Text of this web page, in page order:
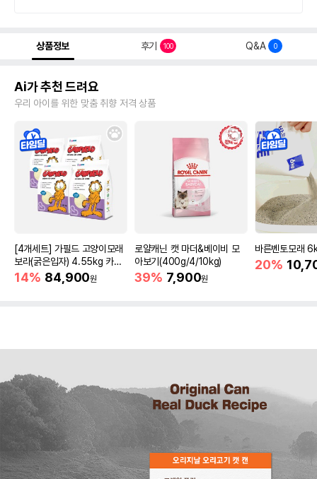
상품정보 후기 100 Q&A 0
Ai가 추천 드려요
우리 아이를 위한 맞춤 취향 저격 상품
[4개세트] 가필드 고양이모래
보라(굵은입자) 4.55kg 카사
바모래
14% 84,900원
로얄캐닌 캣 마더&베이비 모
아보기(400g/4/10kg)
39% 7,900원
바른벤토모래
20%